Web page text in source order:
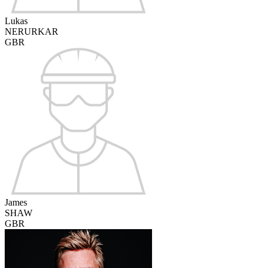
Lukas
NERURKAR
GBR
James
SHAW
GBR